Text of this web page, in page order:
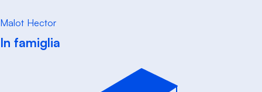
Malot Hector
In famiglia